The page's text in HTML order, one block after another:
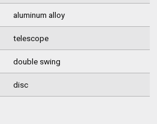
aluminum alloy
telescope
double swing
disc